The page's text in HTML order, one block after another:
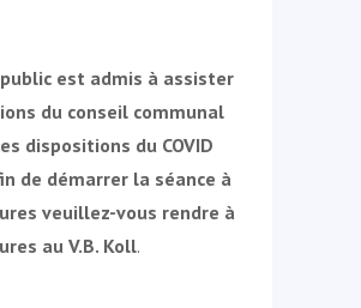
public est admis à assister
du conseil communal
dispositions du COVID
de démarrer la séance à
veuillez-vous rendre à
au V.B. Koll.